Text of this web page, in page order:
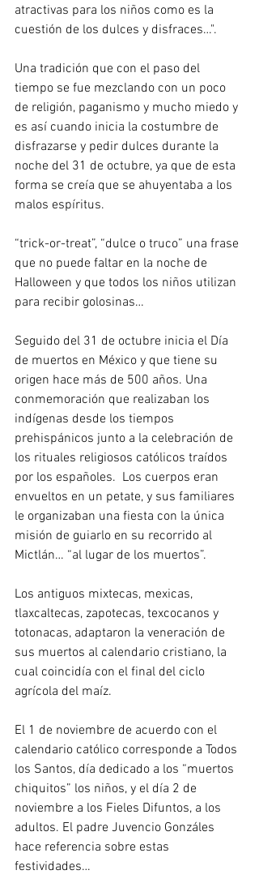
atractivas para los niños como es la
cuestión de los dulces y disfraces…".
Una tradición que con el paso del
tiempo se fue mezclando con un poco
de religión, paganismo y mucho miedo y
es así cuando inicia la costumbre de
disfrazarse y pedir dulces durante la
noche del 31 de octubre, ya que de esta
forma se creía que se ahuyentaba a los
malos espíritus.
“trick-or-treat”, “dulce o truco” una frase
que no puede faltar en la noche de
Halloween y que todos los niños utilizan
para recibir golosinas…
Seguido del 31 de octubre inicia el Día
de muertos en México y que tiene su
origen hace más de 500 años. Una
conmemoración que realizaban los
indígenas desde los tiempos
prehispánicos junto a la celebración de
los rituales religiosos católicos traídos
por los españoles.  Los cuerpos eran
envueltos en un petate, y sus familiares
le organizaban una fiesta con la única
misión de guiarlo en su recorrido al
Mictlán… “al lugar de los muertos”.
Los antiguos mixtecas, mexicas,
tlaxcaltecas, zapotecas, texcocanos y
totonacas, adaptaron la veneración de
sus muertos al calendario cristiano, la
cual coincidía con el final del ciclo
agrícola del maíz.
El 1 de noviembre de acuerdo con el
calendario católico corresponde a Todos
los Santos, día dedicado a los “muertos
chiquitos” los niños, y el día 2 de
noviembre a los Fieles Difuntos, a los
adultos. El padre Juvencio Gonzáles
hace referencia sobre estas
festividades…